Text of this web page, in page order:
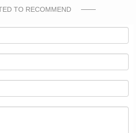
TO RECOMMEND